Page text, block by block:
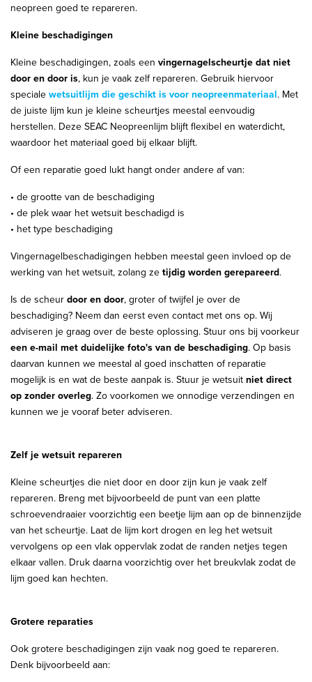
neopreen goed te repareren.
Kleine beschadigingen
Kleine beschadigingen, zoals een vingernagelscheurtje dat niet
door en door is, kun je vaak zelf repareren. Gebruik hiervoor
specialewetsuitlijm die geschikt is voor neopreenmateriaal. Met
de juiste lijm kun je kleine scheurtjes meestal eenvoudig
herstellen. Deze SEAC Neopreenlijm blijft flexibel en waterdicht,
waardoor het materiaal goed bij elkaar blijft.
Of een reparatie goed lukt hangt onder andere af van:
• de grootte van de beschadiging
• de plek waar het wetsuit beschadigd is
• het type beschadiging
Vingernagelbeschadigingen hebben meestal geen invloed op de
werking van het wetsuit, zolang zetijdig worden gerepareerd.
Is de scheurdoor en door, groter of twijfel je over de
beschadiging? Neem dan eerst even contact met ons op. Wij
adviseren je graag over de beste oplossing. Stuur ons bij voorkeur
een e-mail met duidelijke foto's van de beschadiging. Op basis
daarvan kunnen we meestal al goed inschatten of reparatie
mogelijk is en wat de beste aanpak is. Stuur je wetsuitniet direct
op zonder overleg. Zo voorkomen we onnodige verzendingen en
kunnen we je vooraf beter adviseren.
Zelf je wetsuit repareren
Kleine scheurtjes die niet door en door zijn kun je vaak zelf
repareren. Breng met bijvoorbeeld de punt van een platte
schroevendraaier voorzichtig een beetje lijm aan op de binnenzijde
van het scheurtje. Laat de lijm kort drogen en leg het wetsuit
vervolgens op een vlak oppervlak zodat de randen netjes tegen
elkaar vallen. Druk daarna voorzichtig over het breukvlak zodat de
lijm goed kan hechten.
Grotere reparaties
Ook grotere beschadigingen zijn vaak nog goed te repareren.
Denk bijvoorbeeld aan: